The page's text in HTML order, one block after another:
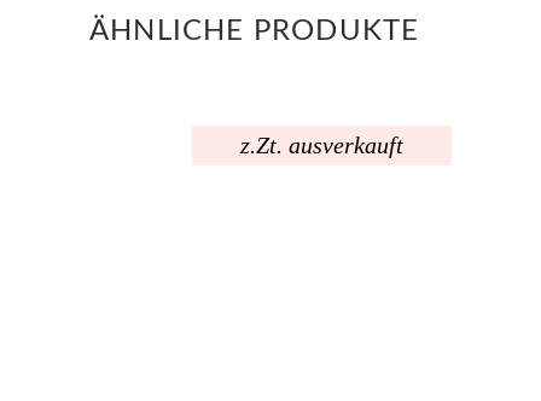
ÄHNLICHE PRODUKTE
z.Zt. ausverkauft